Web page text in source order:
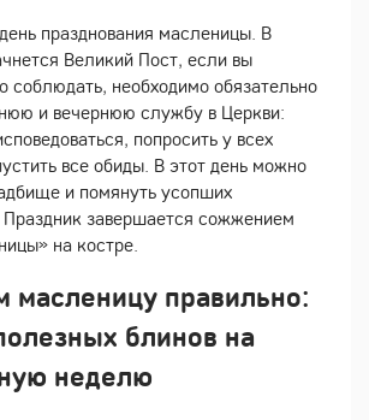
празднования масленицы. В
Великий Пост, если вы
соблюдать, необходимо обязательно
и вечернюю службу в Церкви:
попросить у всех
все обиды. В этот день можно
и помянуть усопших
Праздник завершается сожжением
на костре.
масленицу правильно:
блинов на
неделю